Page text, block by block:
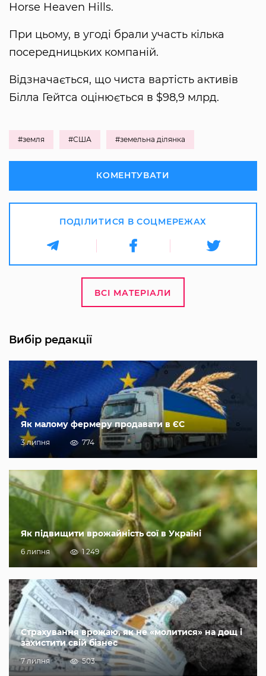
Horse Heaven Hills.
При цьому, в угоді брали участь кілька
посередницьких компаній.
Відзначається, що чиста вартість активів
Білла Гейтса оцінюється в $98,9 млрд.
#земля #США #земельна ділянка
КОМЕНТУВАТИ
ПОДІЛИТИСЯ В СОЦМЕРЕЖАХ
ВСІ МАТЕРІАЛИ
Вибір редакції
Як малому фермеру продавати в ЄС
3 липня 774
Як підвищити врожайність сої в Україні
6 липня 1 249
Страхування врожаю, як не «молитися» на дощ і
захистити свій бізнес
7 липня 503